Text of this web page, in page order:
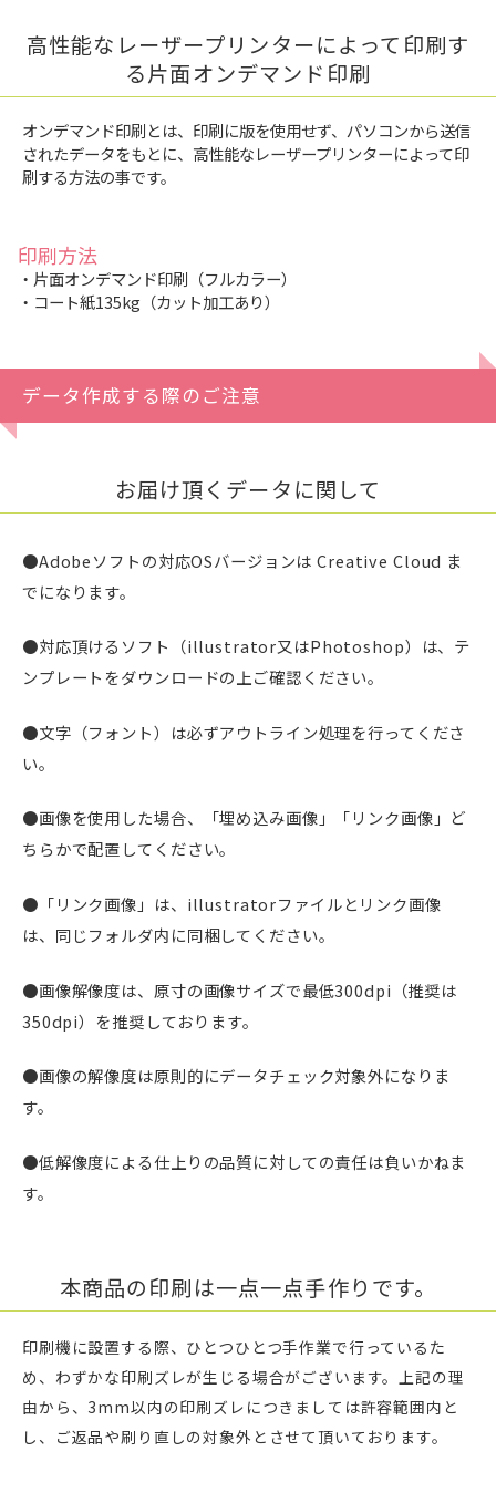
高性能なレーザープリンターによって印刷す
る片面オンデマンド印刷
オンデマンド印刷とは、印刷に版を使用せず、パソコンから送信
されたデータをもとに、高性能なレーザープリンターによって印
刷する方法の事です。
印刷方法
・片面オンデマンド印刷（フルカラー）
・コート紙135kg（カット加工あり）
データ作成する際のご注意
お届け頂くデータに関して
●Adobeソフトの対応OSバージョンは Creative Cloud ま
でになります。
●対応頂けるソフト（illustrator又はPhotoshop）は、テ
ンプレートをダウンロードの上ご確認ください。
●文字（フォント）は必ずアウトライン処理を行ってくださ
い。
●画像を使用した場合、「埋め込み画像」「リンク画像」ど
ちらかで配置してください。
●「リンク画像」は、illustratorファイルとリンク画像
は、同じフォルダ内に同梱してください。
●画像解像度は、原寸の画像サイズで最低300dpi（推奨は
350dpi）を推奨しております。
●画像の解像度は原則的にデータチェック対象外になりま
す。
●低解像度による仕上りの品質に対しての責任は負いかねま
す。
本商品の印刷は一点一点手作りです。
印刷機に設置する際、ひとつひとつ手作業で行っているた
め、わずかな印刷ズレが生じる場合がございます。上記の理
由から、3mm以内の印刷ズレにつきましては許容範囲内と
し、ご返品や刷り直しの対象外とさせて頂いております。